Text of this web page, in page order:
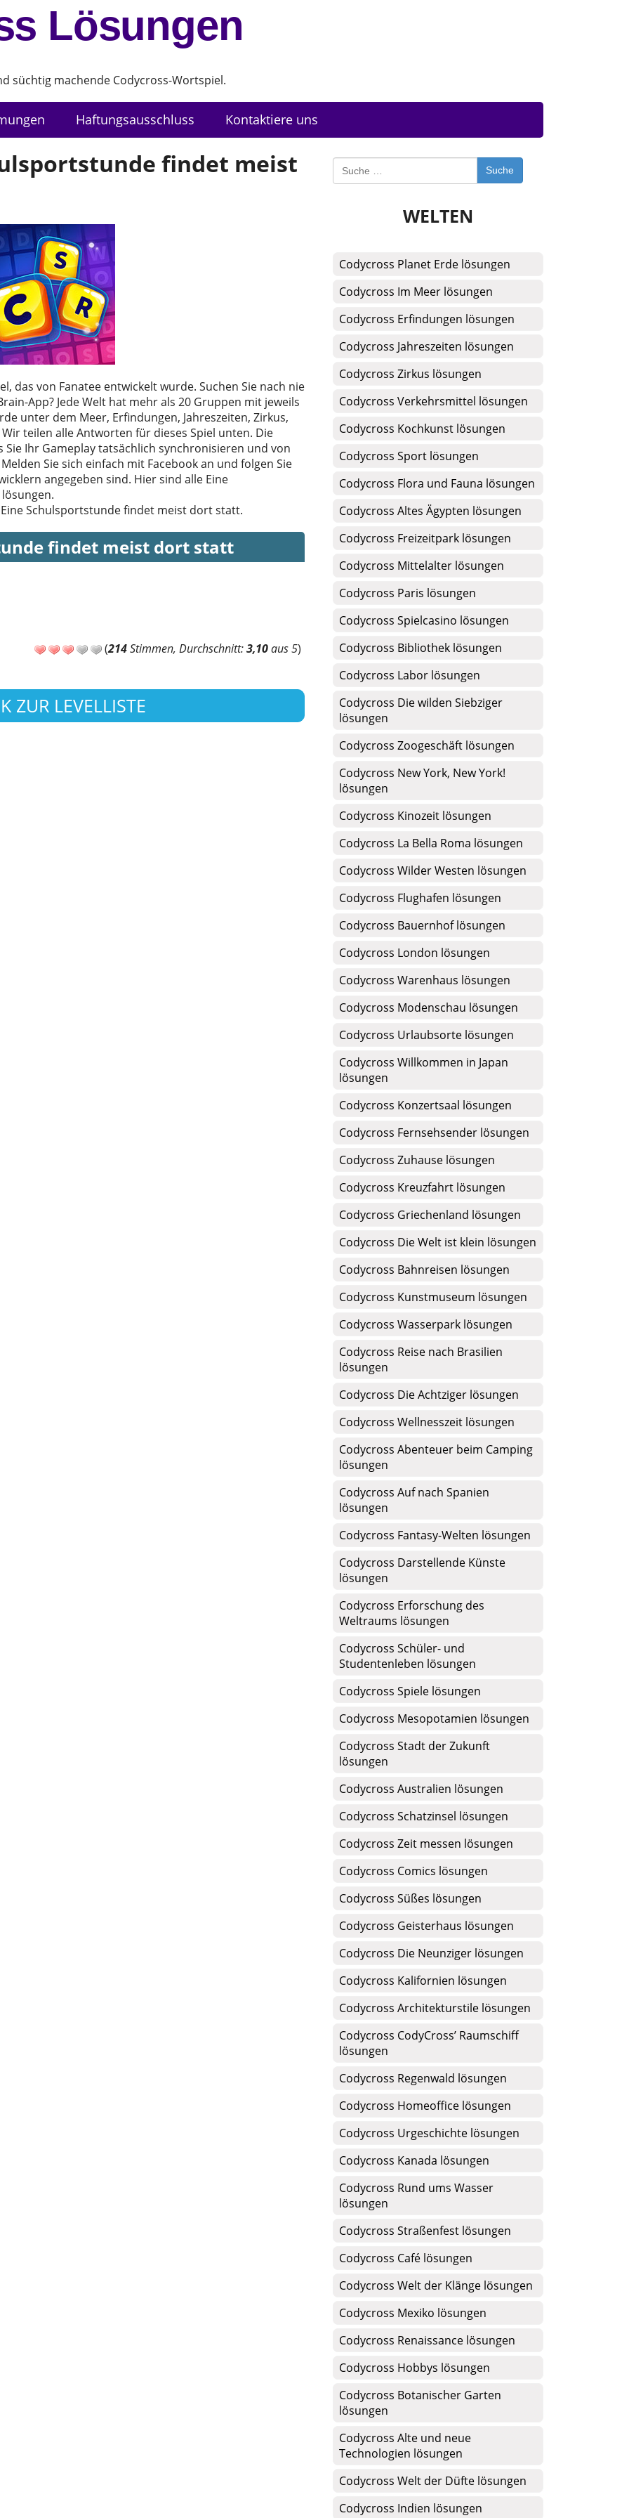
Lösungen
süchtig machende Codycross-Wortspiel.
Haftungsausschluss Kontaktiere uns
findet meist
das von Fanatee entwickelt wurde. Suchen Sie nach nie
App? Jede Welt hat mehr als 20 Gruppen mit jeweils
unter dem Meer, Erfindungen, Jahreszeiten, Zirkus,
teilen alle Antworten für dieses Spiel unten. Die
Sie Ihr Gameplay tatsächlich synchronisieren und von
Sie sich einfach mit Facebook an und folgen Sie
angegeben sind. Hier sind alle Eine
Schulsportstunde findet meist dort statt.
findet meist dort statt
(214Stimmen, Durchschnitt:3,10aus 5)
ZUR LEVELLISTE
Suche
WELTEN
Codycross Planet Erde lösungen
Codycross Im Meer lösungen
Codycross Erfindungen lösungen
Codycross Jahreszeiten lösungen
Codycross Zirkus lösungen
Codycross Verkehrsmittel lösungen
Codycross Kochkunst lösungen
Codycross Sport lösungen
Codycross Flora und Fauna lösungen
Codycross Altes Ägypten lösungen
Codycross Freizeitpark lösungen
Codycross Mittelalter lösungen
Codycross Paris lösungen
Codycross Spielcasino lösungen
Codycross Bibliothek lösungen
Codycross Labor lösungen
Codycross Die wilden Siebziger
lösungen
Codycross Zoogeschäft lösungen
Codycross New York, New York!
lösungen
Codycross Kinozeit lösungen
Codycross La Bella Roma lösungen
Codycross Wilder Westen lösungen
Codycross Flughafen lösungen
Codycross Bauernhof lösungen
Codycross London lösungen
Codycross Warenhaus lösungen
Codycross Modenschau lösungen
Codycross Urlaubsorte lösungen
Codycross Willkommen in Japan
lösungen
Codycross Konzertsaal lösungen
Codycross Fernsehsender lösungen
Codycross Zuhause lösungen
Codycross Kreuzfahrt lösungen
Codycross Griechenland lösungen
Codycross Die Welt ist klein lösungen
Codycross Bahnreisen lösungen
Codycross Kunstmuseum lösungen
Codycross Wasserpark lösungen
Codycross Reise nach Brasilien
lösungen
Codycross Die Achtziger lösungen
Codycross Wellnesszeit lösungen
Codycross Abenteuer beim Camping
lösungen
Codycross Auf nach Spanien
lösungen
Codycross Fantasy-Welten lösungen
Codycross Darstellende Künste
lösungen
Codycross Erforschung des
Weltraums lösungen
Codycross Schüler- und
Studentenleben lösungen
Codycross Spiele lösungen
Codycross Mesopotamien lösungen
Codycross Stadt der Zukunft
lösungen
Codycross Australien lösungen
Codycross Schatzinsel lösungen
Codycross Zeit messen lösungen
Codycross Comics lösungen
Codycross Süßes lösungen
Codycross Geisterhaus lösungen
Codycross Die Neunziger lösungen
Codycross Kalifornien lösungen
Codycross Architekturstile lösungen
Codycross CodyCross’ Raumschiff
lösungen
Codycross Regenwald lösungen
Codycross Homeoffice lösungen
Codycross Urgeschichte lösungen
Codycross Kanada lösungen
Codycross Rund ums Wasser
lösungen
Codycross Straßenfest lösungen
Codycross Café lösungen
Codycross Welt der Klänge lösungen
Codycross Mexiko lösungen
Codycross Renaissance lösungen
Codycross Hobbys lösungen
Codycross Botanischer Garten
lösungen
Codycross Alte und neue
Technologien lösungen
Codycross Welt der Düfte lösungen
Codycross Indien lösungen